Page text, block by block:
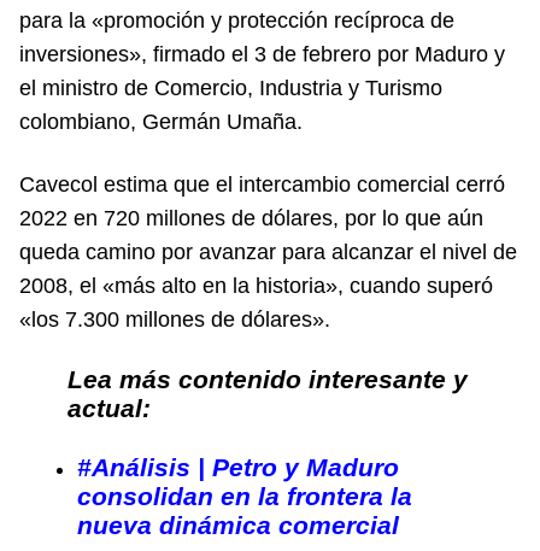
para la «promoción y protección recíproca de
inversiones», firmado el 3 de febrero por Maduro y
el ministro de Comercio, Industria y Turismo
colombiano, Germán Umaña.
Cavecol estima que el intercambio comercial cerró
2022 en 720 millones de dólares, por lo que aún
queda camino por avanzar para alcanzar el nivel de
2008, el «más alto en la historia», cuando superó
«los 7.300 millones de dólares».
Lea más contenido interesante y
actual:
#Análisis | Petro y Maduro
consolidan en la frontera la
nueva dinámica comercial